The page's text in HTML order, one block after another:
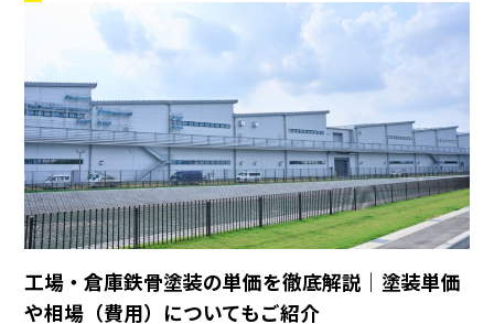
工場・倉庫鉄骨塗装の単価を徹底解説｜塗装単価
や相場（費用）についてもご紹介